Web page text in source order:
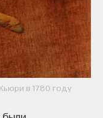
в 1780 году